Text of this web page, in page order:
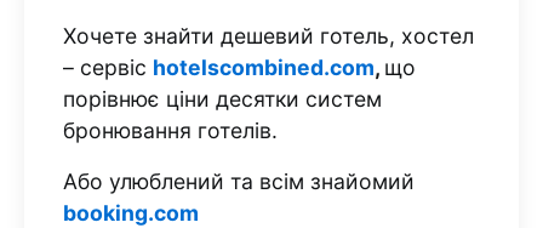
Хочете знайти дешевий готель, хостел
– сервіс hotelscombined.com, що
порівнює ціни десятки систем
бронювання готелів.
Або улюблений та всім знайомий
booking.com